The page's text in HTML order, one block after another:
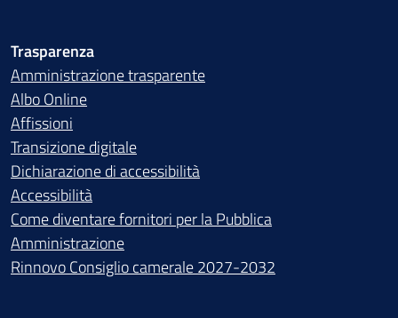
Trasparenza
Amministrazione trasparente
Albo Online
Affissioni
Transizione digitale
Dichiarazione di accessibilità
Accessibilità
Come diventare fornitori per la Pubblica
Amministrazione
Rinnovo Consiglio camerale 2027-2032